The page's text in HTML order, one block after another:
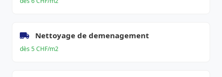
Nettoyage de demenagement
dès 5 CHF/m2